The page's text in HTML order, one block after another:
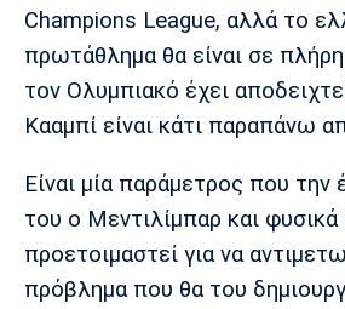
Μπορούσια
Παρί Σεν
Champions League, αλλά το
πρωτάθλημα θα είναι σε πλήρη
τον Ολυμπιακό έχει
Κααμπί είναι κάτι παραπάνω
Είναι μία παράμετρος που την
του ο Μεντιλίμπαρ και φυσικά
προετοιμαστεί για να
πρόβλημα που θα του